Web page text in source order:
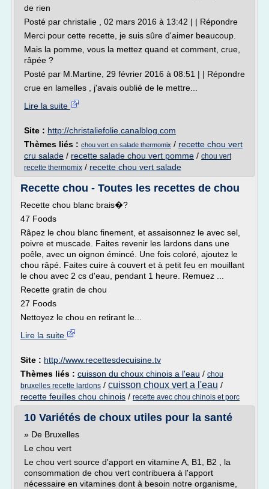
de rien
Posté par christalie , 02 mars 2016 à 13:42 | | Répondre
Merci pour cette recette, je suis sûre d'aimer beaucoup.
Mais la pomme, vous la mettez quand et comment, crue,
râpée ?
Posté par M.Martine, 29 février 2016 à 08:51 | | Répondre
crue en lamelles , j'avais oublié de le mettre...
Lire la suite
Site : http://christaliefolie.canalblog.com
Thèmes liés : chou vert en salade thermomix / recette chou vert
cru salade / recette salade chou vert pomme / chou vert
recette thermomix / recette chou vert salade
Recette chou - Toutes les recettes de chou
Recette chou blanc brais�?
47 Foods
Râpez le chou blanc finement, et assaisonnez le avec sel,
poivre et muscade. Faites revenir les lardons dans une
poêle, avec un oignon émincé. Une fois coloré, ajoutez le
chou râpé. Faites cuire à couvert et à petit feu en mouillant
le chou avec 2 cs d'eau, pendant 1 heure. Remuez ...
Recette gratin de chou
27 Foods
Nettoyez le chou en retirant le...
Lire la suite
Site : http://www.recettesdecuisine.tv
Thèmes liés : cuisson du choux chinois a l'eau / chou
bruxelles recette lardons / cuisson choux vert a l'eau /
recette feuilles chou chinois / recette avec chou chinois et porc
10 Variétés de choux utiles pour la santé
» De Bruxelles
Le chou vert
Le chou vert source d'apport en vitamine A, B1, B2 , la
consommation de chou vert contribuera à l'apport
nécessaire en vitamines dont à besoin notre organisme,